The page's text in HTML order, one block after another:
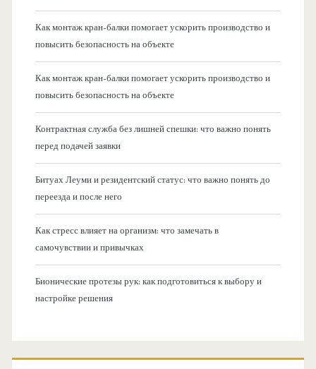
Как монтаж кран-балки помогает ускорить производство и
повысить безопасность на объекте
Как монтаж кран-балки помогает ускорить производство и
повысить безопасность на объекте
Контрактная служба без лишней спешки: что важно понять
перед подачей заявки
Битуах Леуми и резидентский статус: что важно понять до
переезда и после него
Как стресс влияет на организм: что замечать в
самочувствии и привычках
Бионические протезы рук: как подготовиться к выбору и
настройке решения